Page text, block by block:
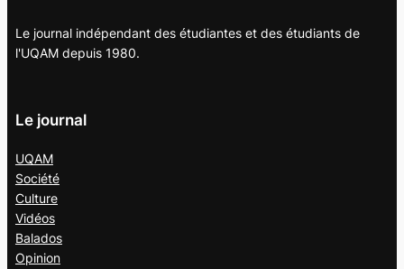
Le journal indépendant des étudiantes et des étudiants de
l'UQAM depuis 1980.
Le journal
UQAM
Société
Culture
Vidéos
Balados
Opinion